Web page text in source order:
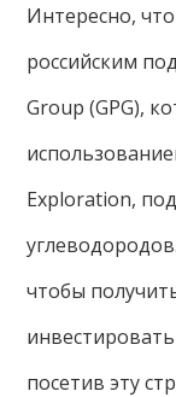
Интересно,
российским
Group (GPG),
Exploration,
чтобы
посетив эту